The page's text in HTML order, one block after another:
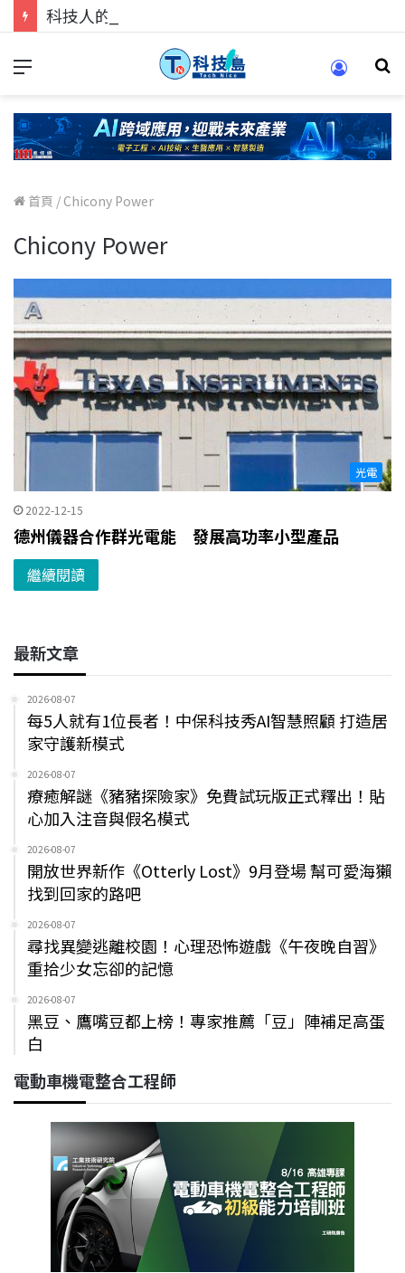
首頁 / Chicony Power
Chicony Power
光電
2022-12-15
德州儀器合作群光電能 發展高功率小型產品
繼續閱讀
最新文章
2026-08-07
每5人就有1位長者！中保科技秀AI智慧照顧 打造居
家守護新模式
2026-08-07
療癒解謎《豬豬探險家》免費試玩版正式釋出！貼
心加入注音與假名模式
2026-08-07
開放世界新作《Otterly Lost》9月登場 幫可愛海獺
找到回家的路吧
2026-08-07
尋找異變逃離校園！心理恐怖遊戲《午夜晚自習》
重拾少女忘卻的記憶
2026-08-07
黑豆、鷹嘴豆都上榜！專家推薦「豆」陣補足高蛋
白
電動車機電整合工程師